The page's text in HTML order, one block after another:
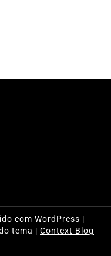
com WordPress |
tema | Context Blog